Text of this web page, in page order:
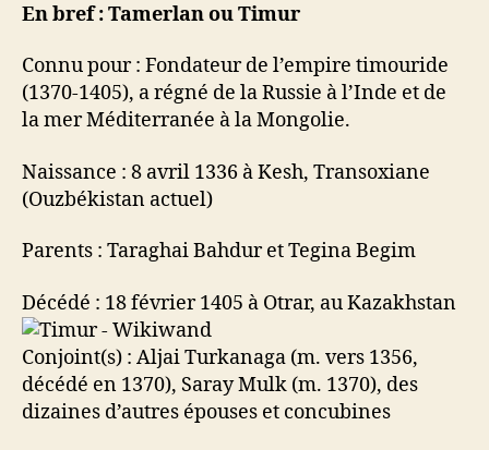
En bref : Tamerlan ou Timur
Connu pour : Fondateur de l’empire timouride
(1370-1405), a régné de la Russie à l’Inde et de
la mer Méditerranée à la Mongolie.
Naissance : 8 avril 1336 à Kesh, Transoxiane
(Ouzbékistan actuel)
Parents : Taraghai Bahdur et Tegina Begim
Décédé : 18 février 1405 à Otrar, au Kazakhstan
Conjoint(s) : Aljai Turkanaga (m. vers 1356,
décédé en 1370), Saray Mulk (m. 1370), des
dizaines d’autres épouses et concubines